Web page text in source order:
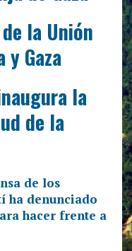
la Unión
Gaza
la
de la